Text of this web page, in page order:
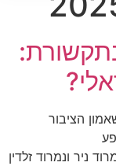
הציבור
ניר ונמרוד זלדין